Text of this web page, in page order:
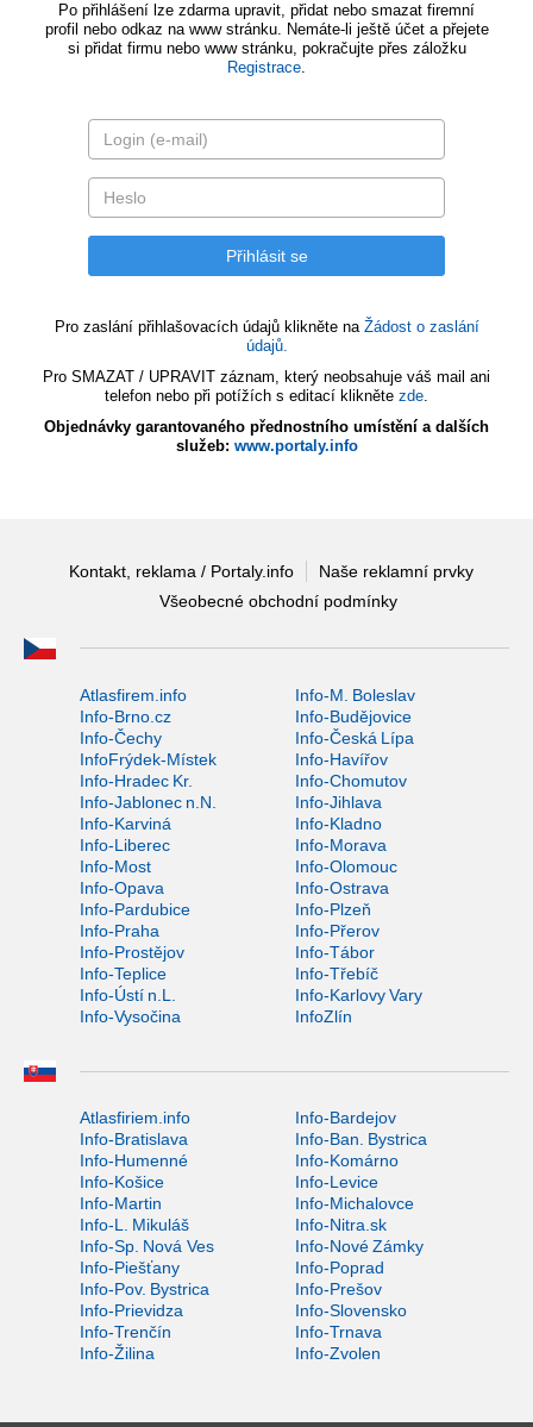
Po přihlášení lze zdarma upravit, přidat nebo smazat firemní
profil nebo odkaz na www stránku. Nemáte-li ještě účet a přejete
si přidat firmu nebo www stránku, pokračujte přes záložku
Registrace.
Pro zaslání přihlašovacích údajů klikněte na Žádost o zaslání
údajů.
Pro SMAZAT / UPRAVIT záznam, který neobsahuje váš mail ani
telefon nebo při potížích s editací klikněte zde.
Objednávky garantovaného přednostního umístění a dalších
služeb: www.portaly.info
Kontakt, reklama / Portaly.info
Naše reklamní prvky
Všeobecné obchodní podmínky
Atlasfirem.info
Info-M. Boleslav
Info-Brno.cz
Info-Budějovice
Info-Čechy
Info-Česká Lípa
InfoFrýdek-Místek
Info-Havířov
Info-Hradec Kr.
Info-Chomutov
Info-Jablonec n.N.
Info-Jihlava
Info-Karviná
Info-Kladno
Info-Liberec
Info-Morava
Info-Most
Info-Olomouc
Info-Opava
Info-Ostrava
Info-Pardubice
Info-Plzeň
Info-Praha
Info-Přerov
Info-Prostějov
Info-Tábor
Info-Teplice
Info-Třebíč
Info-Ústí n.L.
Info-Karlovy Vary
Info-Vysočina
InfoZlín
Atlasfiriem.info
Info-Bardejov
Info-Bratislava
Info-Ban. Bystrica
Info-Humenné
Info-Komárno
Info-Košice
Info-Levice
Info-Martin
Info-Michalovce
Info-L. Mikuláš
Info-Nitra.sk
Info-Sp. Nová Ves
Info-Nové Zámky
Info-Piešťany
Info-Poprad
Info-Pov. Bystrica
Info-Prešov
Info-Prievidza
Info-Slovensko
Info-Trenčín
Info-Trnava
Info-Žilina
Info-Zvolen